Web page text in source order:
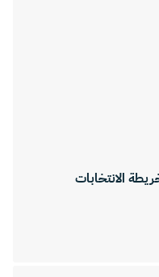
الانتخابات